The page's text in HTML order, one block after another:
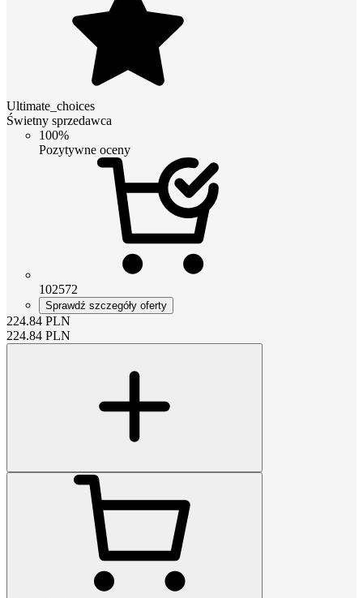
Ultimate_choices
Świetny sprzedawca
100%
Pozytywne oceny
102572
Sprawdź szczegóły oferty
224.84 PLN
224.84 PLN